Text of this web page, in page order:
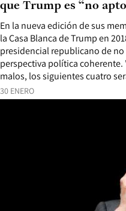
30 ENERO
En la nueva edición de sus
la Casa Blanca de Trump en
presidencial republicano de
perspectiva política
malos, los siguientes cuatro
que Trump es “no